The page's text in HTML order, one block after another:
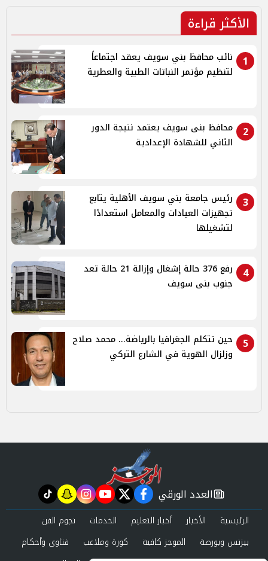
الأكثر قراءة
1
نائب محافظ بني سويف يعقد اجتماعاً
لتنظيم مؤتمر النباتات الطبية والعطرية
2
محافظ بنى سويف يعتمد نتيجة الدور
الثاني للشهادة الإعدادية
3
رئيس جامعة بني سويف الأهلية يتابع
تجهيزات العيادات والمعامل استعدادًا
لتشغيلها
4
رفع 376 حالة إشغال وإزالة 21 حالة تعد
جنوب بنى سويف
5
حين تتكلم الجغرافيا بالرياضة... محمد صلاح
وزلزال الهوية في الشارع التركي
newspaper
العدد الورقي facebook
twitter
youtube
instagram
snapchat
tiktok
الرئيسية الأخبار أخبار التعليم الخدمات
نجوم الفن
بيزنس وبورصة
الموجز كافية كورة وملاعب
فتاوى وأحكام